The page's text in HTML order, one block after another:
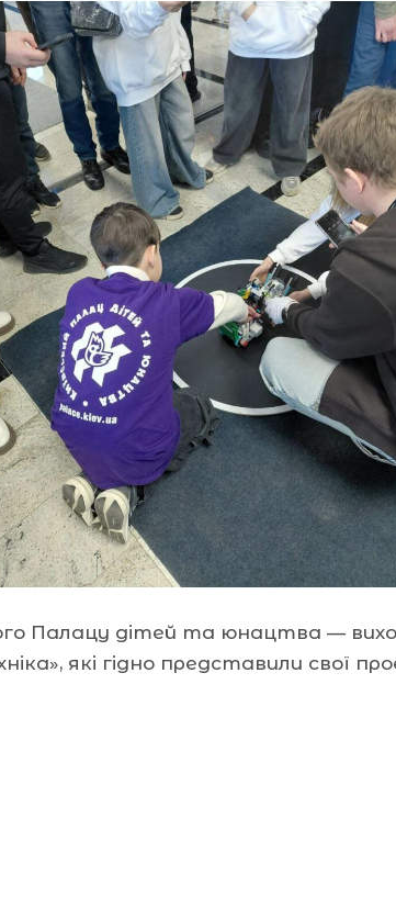
Палацу дітей та юнацтва —
які гідно представили свої